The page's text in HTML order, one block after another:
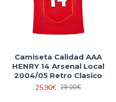
Camiseta Calidad AAA
HENRY 14 Arsenal Local
2004/05 Retro Clasico
25.90€ 29.00€